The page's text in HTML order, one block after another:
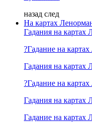
назад след
На картах
Гадания на картах
?Гадание на
Гадания на картах
?Гадание на
Гадания на картах
Гадание на